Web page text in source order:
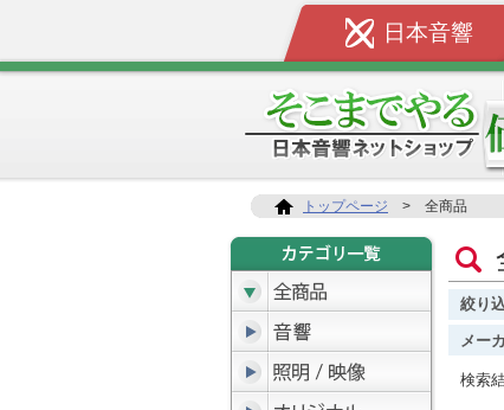
日本音響
トップページ > 全商品
絞り
メー
検索